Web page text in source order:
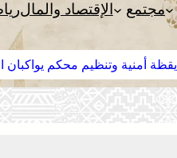
مجتمع الإقتصاد والمال
يقظة أمنية وتنظيم محكم يواكبان